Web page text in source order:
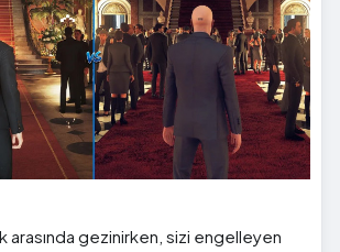
arasında gezinirken, sizi engelleyen